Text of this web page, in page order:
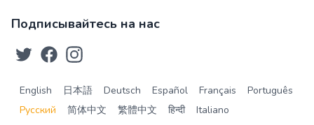
Подписывайтесь на нас
English 日本語 Deutsch Español Français
Português
Русский
简体中文 繁體中文 हिन्दी Italiano